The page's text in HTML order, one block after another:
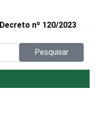
Decreto nº 120/2023
Pesquisar